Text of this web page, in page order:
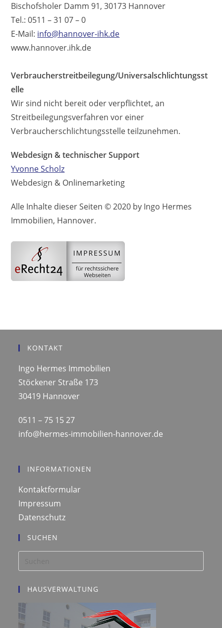
Bischofsholer Damm 91, 30173 Hannover
Tel.: 0511 – 31 07 – 0
E-Mail: info@hannover-ihk.de
www.hannover.ihk.de
Verbraucherstreitbeilegung/Universalschlichtungsst
elle
Wir sind nicht bereit oder verpflichtet, an
Streitbeilegungsverfahren vor einer
Verbraucherschlichtungsstelle teilzunehmen.
Webdesign & technischer Support
Yvonne Scholz
Webdesign & Onlinemarketing
Alle Inhalte dieser Seiten © 2020 by Ingo Hermes
Immobilien, Hannover.
KONTAKT
Ingo Hermes Immobilien
Stöckener Straße 173
30419 Hannover
0511 – 75 15 27
info@hermes-immobilien-hannover.de
INFORMATIONEN
Kontaktformular
Impressum
Datenschutz
SUCHEN
HAUSVERWALTUNG